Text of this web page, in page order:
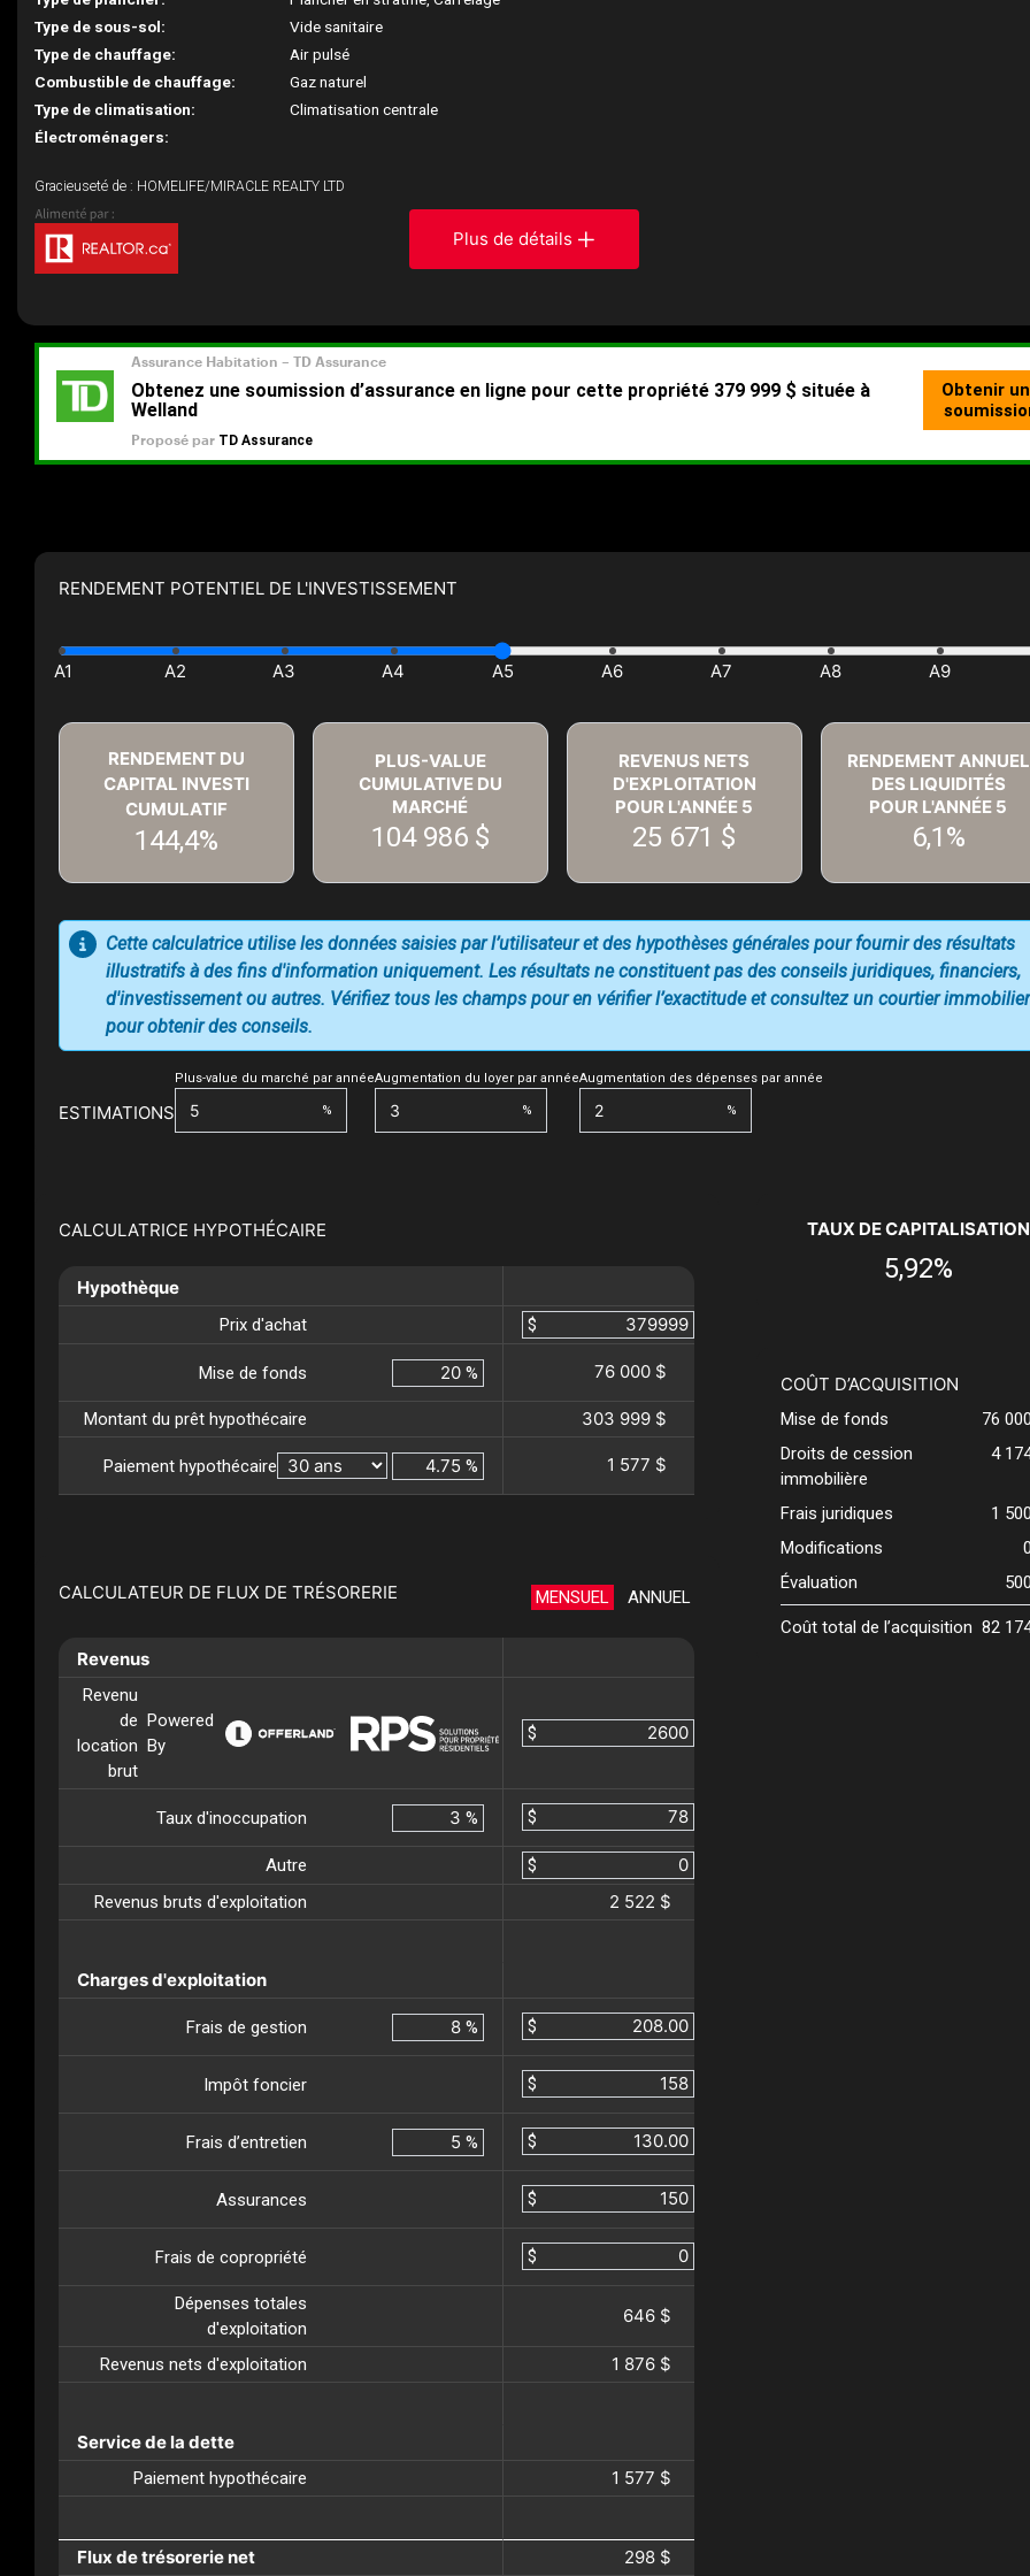
Type de sous-sol:
Vide sanitaire
Type de chauffage:
Air pulsé
Combustible de chauffage:
Gaz naturel
Type de climatisation:
Climatisation centrale
Électroménagers:
Gracieuseté de : HOMELIFE/MIRACLE REALTY LTD
Plus de détails
RENDEMENT POTENTIEL DE L'INVESTISSEMENT
RENDEMENT DU
CAPITAL INVESTI
CUMULATIF
144,4%
PLUS-VALUE
CUMULATIVE DU
MARCHÉ
104 986 $
REVENUS NETS
D'EXPLOITATION
POUR L'ANNÉE 5
25 671 $
RENDEMENT ANNUEL
DES LIQUIDITÉS
POUR L'ANNÉE 5
6,1%
ESTIMATIONS
Plus-value du marché par année
%
Augmentation du loyer par année
%
Augmentation des dépenses par année
%
Cette calculatrice utilise les données saisies par l’utilisateur et des hypothèses générales pour fournir des résultats
illustratifs à des fins d'information uniquement. Les résultats ne constituent pas des conseils juridiques, financiers,
d'investissement ou autres. Vérifiez tous les champs pour en vérifier l’exactitude et consultez un courtier immobilier
pour obtenir des conseils.
CALCULATRICE HYPOTHÉCAIRE
Hypothèque
Prix d'achat $
Mise de fonds % 76 000 $
Montant du prêt hypothécaire 303 999 $
Paiement hypothécaire % 1 577 $
CALCULATEUR DE FLUX DE TRÉSORERIE MENSUEL ANNUEL
Revenus
Revenu
de
location
brut
Powered
By
$
Taux d'inoccupation % $
Autre
$
Revenus bruts d'exploitation
2 522 $
Charges d'exploitation
Frais de gestion % $
Impôt foncier $
Frais d’entretien % $
Assurances $
Frais de copropriété $
Dépenses totales
d'exploitation
646 $
Revenus nets d'exploitation 1 876 $
Service de la dette
Paiement hypothécaire 1 577 $
Flux de trésorerie net 298 $
TAUX DE CAPITALISATION
5,92%
COÛT D’ACQUISITION
Mise de fonds
76
Droits de cession
immobilière
4
Frais juridiques
1
Modifications
Évaluation
Coût total de l’acquisition 82